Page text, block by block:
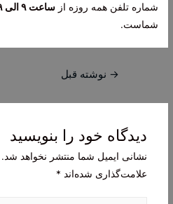
شماره تلفن همه روزه ازساعت ۹ الی ۱۹
شماست.
راهبری
→ نوشته قبل
دیدگاه‌ خود را بنویسید
نشانی ایمیل شما منتشر نخواهد شد.
علامت‌گذاری شده‌اند *